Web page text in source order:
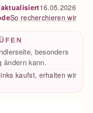
16.05.2026
So recherchieren wir
besonders
ändern kann.
kaufst, erhalten wir